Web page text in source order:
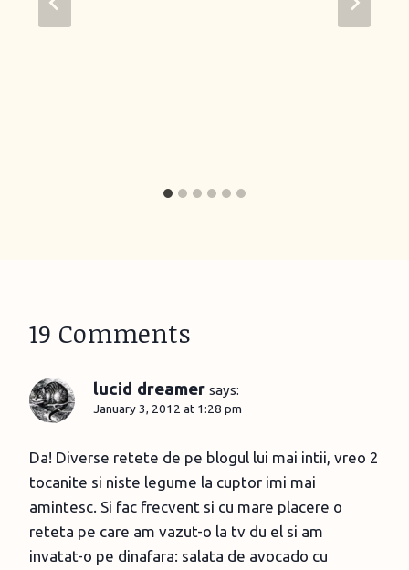
19 Comments
lucid dreamer says:
January 3, 2012 at 1:28 pm
Da! Diverse retete de pe blogul lui mai intii, vreo 2
tocanite si niste legume la cuptor imi mai
amintesc. Si fac frecvent si cu mare placere o
reteta pe care am vazut-o la tv du el si am
invatat-o pe dinafara: salata de avocado cu